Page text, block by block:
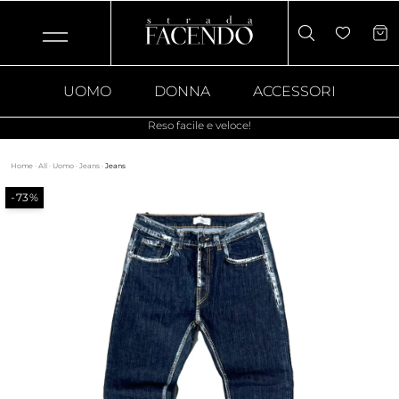
UOMO DONNA ACCESSORI
Reso facile e veloce!
Home · All · Uomo · Jeans · Jeans
-73%